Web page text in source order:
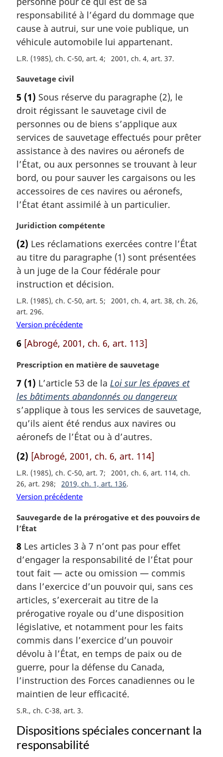
e
m
a
g
i
a
e
:
responsabilité à l’égard du dommage que
cause à autrui, sur une voie publique, un
véhicule automobile lui appartenant.
L.R. (1985), ch. C-50, art. 4 2001, ch. 4, art. 37
N
t
e
m
a
g
i
n
a
l
e
:
Sauvetage civil
5 (1) Sous réserve du paragraphe (2), le
droit régissant le sauvetage civil de
personnes ou de biens s’applique aux
services de sauvetage effectués pour prêter
assistance à des navires ou aéronefs de
l’État, ou aux personnes se trouvant à leur
bord, ou pour sauver les cargaisons ou les
accessoires de ces navires ou aéronefs,
l’État étant assimilé à un particulier.
N
t
e
m
a
g
i
n
l
:
Juridiction compétente
(2) Les réclamations exercées contre l’État
au titre du paragraphe (1) sont présentées
à un juge de la Cour fédérale pour
instruction et décision.
L.R. (1985), ch. C-50, art. 5
2001, ch. 4, art. 38, ch. 26,
art. 296
Version précédente
6 [Abrogé, 2001, ch. 6, art. 113]
N
t
e
m
r
g
i
n
a
l
e
Prescription en matière de sauvetage
7 (1) L’article 53 de la Loi sur les épaves et
les bâtiments abandonnés ou dangereux
s’applique à tous les services de sauvetage,
qu’ils aient été rendus aux navires ou
aéronefs de l’État ou à d’autres.
(2) [Abrogé, 2001, ch. 6, art. 114]
L.R. (1985), ch. C-50, art. 7
2001, ch. 6, art. 114, ch.
26, art. 298
2019, ch. 1, art. 136
Version précédente
N
o
e
m
a
r
i
n
a
l
e
:
Sauvegarde de la prérogative et des pouvoirs de
l’État
8 Les articles 3 à 7 n’ont pas pour effet
d’engager la responsabilité de l’État pour
tout fait — acte ou omission — commis
dans l’exercice d’un pouvoir qui, sans ces
articles, s’exercerait au titre de la
prérogative royale ou d’une disposition
législative, et notamment pour les faits
commis dans l’exercice d’un pouvoir
dévolu à l’État, en temps de paix ou de
guerre, pour la défense du Canada,
l’instruction des Forces canadiennes ou le
maintien de leur efficacité.
S.R., ch. C-38, art. 3
Dispositions spéciales concernant la
responsabilité